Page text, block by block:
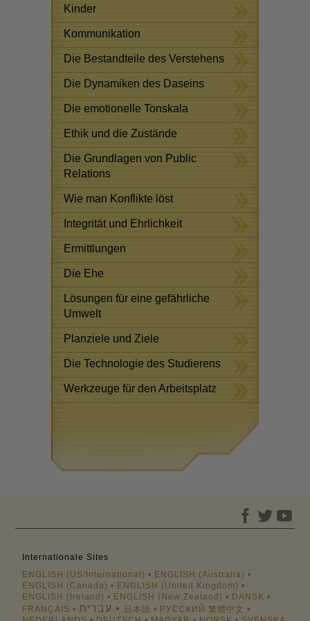
Kinder
Kommunikation
Die Bestandteile des Verstehens
Die Dynamiken des Daseins
Die emotionelle Tonskala
Ethik und die Zustände
Die Grundlagen von Public
Relations
Wie man Konflikte löst
Integrität und Ehrlichkeit
Ermittlungen
Die Ehe
Lösungen für eine gefährliche
Umwelt
Planziele und Ziele
Die Technologie des Studierens
Werkzeuge für den Arbeitsplatz
Internationale Sites
ENGLISH (US/International)
ENGLISH (Australia)
ENGLISH (Canada)
ENGLISH (United Kingdom)
ENGLISH (Ireland)
ENGLISH (New Zealand)
DANSK
FRANÇAIS
עברית 日本語 РУССКИЙ 繁體中文